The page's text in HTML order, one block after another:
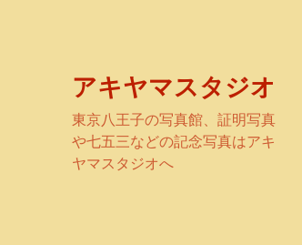
アキヤマスタジオ
東京八王子の写真館、証明写真
や七五三などの記念写真はアキ
ヤマスタジオへ